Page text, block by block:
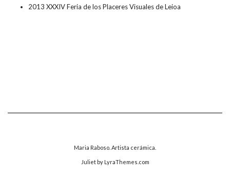
2013 XXXIV Feria de los Placeres Visuales de Leioa
Maria Raboso. Artista cerámica.
Julietby LyraThemes.com